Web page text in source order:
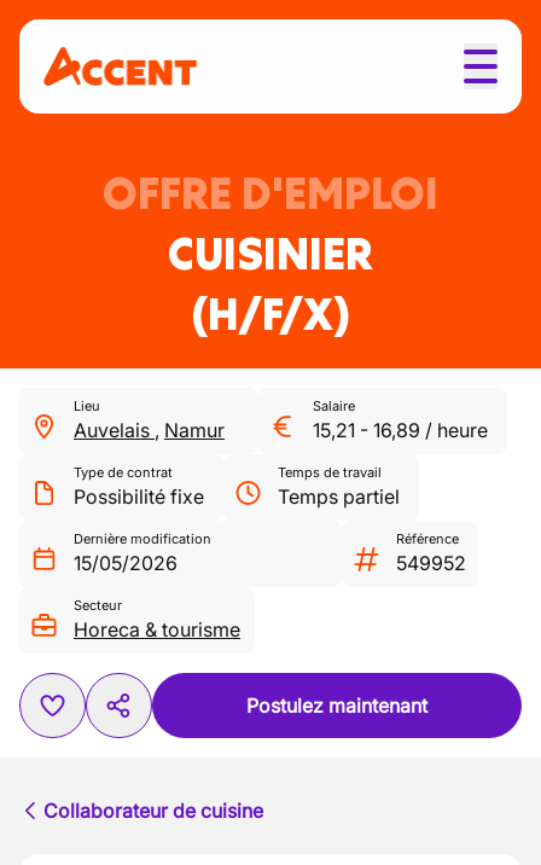
OFFRE D'EMPLOI
CUISINIER
(H/F/X)
Lieu
Auvelais , Namur
Salaire
15,21 - 16,89 / heure
Type de contrat
Possibilité fixe
Temps de travail
Temps partiel
Dernière modification
15/05/2026
Référence
549952
Secteur
Horeca & tourisme
Postulez maintenant
Collaborateur de cuisine